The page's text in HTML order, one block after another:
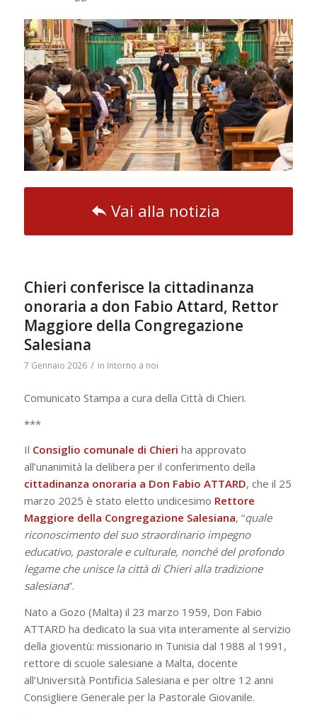
Vai alla notizia
Chieri conferisce la cittadinanza
onoraria a don Fabio Attard, Rettor
Maggiore della Congregazione
Salesiana
7 Gennaio 2026 / in Intorno a noi
Comunicato Stampa a cura della Città di Chieri.
***
Il Consiglio comunale di Chieri ha approvato
all’unanimità la delibera per il conferimento della
cittadinanza onoraria a Don Fabio ATTARD, che il 25
marzo 2025 è stato eletto undicesimo Rettore
Maggiore della Congregazione Salesiana, “quale
riconoscimento del suo straordinario impegno
educativo, pastorale e culturale, nonché del profondo
legame che unisce la città di Chieri alla tradizione
salesiana”.
Nato a Gozo (Malta) il 23 marzo 1959, Don Fabio
ATTARD ha dedicato la sua vita interamente al servizio
della gioventù: missionario in Tunisia dal 1988 al 1991,
rettore di scuole salesiane a Malta, docente
all’Università Pontificia Salesiana e per oltre 12 anni
Consigliere Generale per la Pastorale Giovanile.